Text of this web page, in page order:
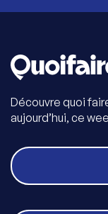
Découvre quoi
aujourd’hui, ce